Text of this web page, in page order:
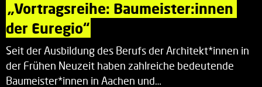
„Vortragsreihe: Baumeister:innen
der Euregio“
Seit der Ausbildung des Berufs der Architekt*innen in
der Frühen Neuzeit haben zahlreiche bedeutende
Baumeister*innen in Aachen und…